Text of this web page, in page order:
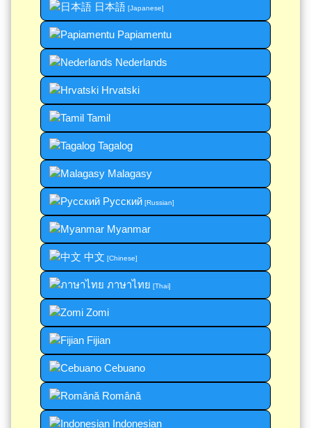
日本語[Japanese]
Papiamentu
Nederlands
Hrvatski
Tamil
Tagalog
Malagasy
Русский [Russian]
Myanmar
中文 [Chinese]
ภาษาไทย [Thai]
Zomi
Fijian
Cebuano
Română
Indonesian